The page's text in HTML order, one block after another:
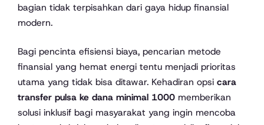
bagian tidak terpisahkan dari gaya hidup finansial
modern.
Bagi pencinta efisiensi biaya, pencarian metode
finansial yang hemat energi tentu menjadi prioritas
utama yang tidak bisa ditawar. Kehadiran opsi cara
transfer pulsa ke dana minimal 1000 memberikan
solusi inklusif bagi masyarakat yang ingin mencoba